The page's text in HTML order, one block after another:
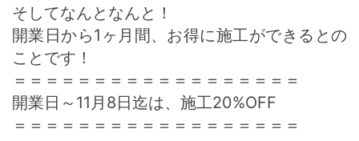
そしてなんとなんと！
開業日から1ヶ月間、お得に施工ができるとの
ことです！
＝＝＝＝＝＝＝＝＝＝＝＝＝＝＝＝＝＝
開業日～11月8日迄は、施工20%OFF
＝＝＝＝＝＝＝＝＝＝＝＝＝＝＝＝＝＝